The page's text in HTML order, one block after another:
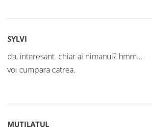
SYLVI
da, interesant. chiar ai nimanui? hmm…
voi cumpara catrea.
MUTILATUL